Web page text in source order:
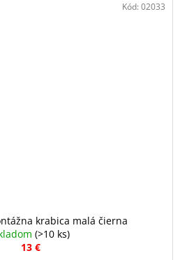
krabica malá čierna
(>10 ks)
13 €
Kód: 02033